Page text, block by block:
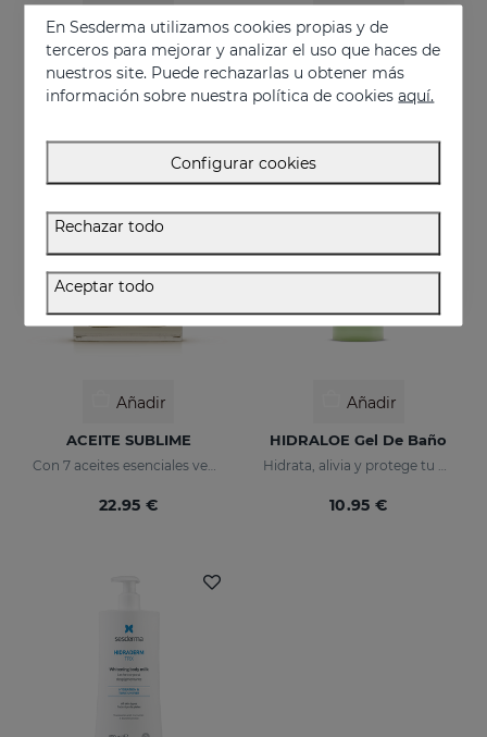
HIDRALOE Aloe Gel
Aloe vera orgánico 100% puro
16.95 € 34.95 €
Añadir
ACEITE SUBLIME
Con 7 aceites esenciales vegetales
22.95 €
Añadir
HIDRALOE Gel De Baño
Hidrata, alivia y protege tu piel
10.95 €
En Sesderma utilizamos cookies propias y de
terceros para mejorar y analizar el uso que haces de
nuestros site. Puede rechazarlas u obtener más
información sobre nuestra política de cookiesaquí.
Configurar cookies
Rechazar todo
Aceptar todo